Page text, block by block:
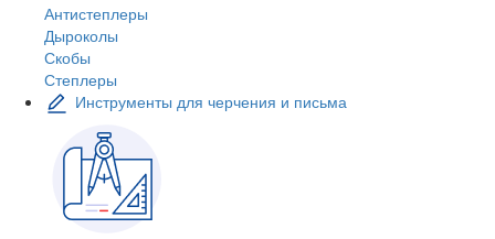
Антистеплеры
Дыроколы
Скобы
Степлеры
Инструменты для черчения и письма